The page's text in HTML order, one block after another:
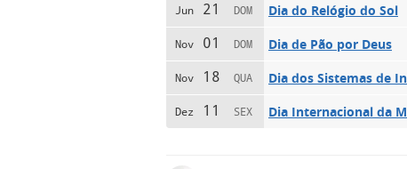
Jun 21 DOM Dia do Relógio do Sol
Nov 01 DOM Dia de Pão por Deus
Nov 18 QUA Dia dos Sistemas de
Dez 11 SEX Dia Internacional da